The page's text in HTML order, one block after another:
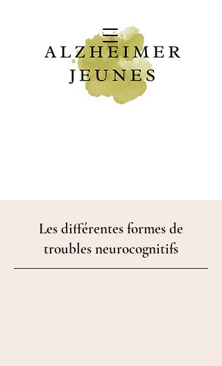
Les différentes formes de
troubles neurocognitifs